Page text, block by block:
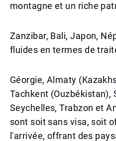
montagne et un riche
Zanzibar, Bali, Japon,
fluides en termes de
Géorgie, Almaty
Tachkent (Ouzbékistan),
Seychelles, Trabzon et
sont soit sans visa, soit
l'arrivée, offrant des